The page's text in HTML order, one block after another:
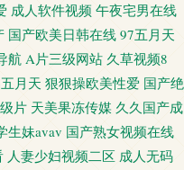
精品久久不能 91在国线产 亚洲
线 91传媒在线观看 九九热av影
刺激福利 萌白酱福利导航 欧韩
韩三极 97资源站狠狠撸 先锋av
成人软件视频 午夜宅男在线
国产欧美日韩在线 97五月天
航 A片三级网站 久草视频8
月天 狠狠操欧美性爱 国产绝
片 天美果冻传媒 久久国产成
生妹avav 国产熟女视频在线
人妻少妇视频二区 成人无码